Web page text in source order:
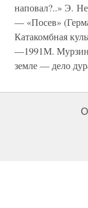
наповал?..» Э.
— «Посев»
Катакомбная
—1991М.
земле — дело
О